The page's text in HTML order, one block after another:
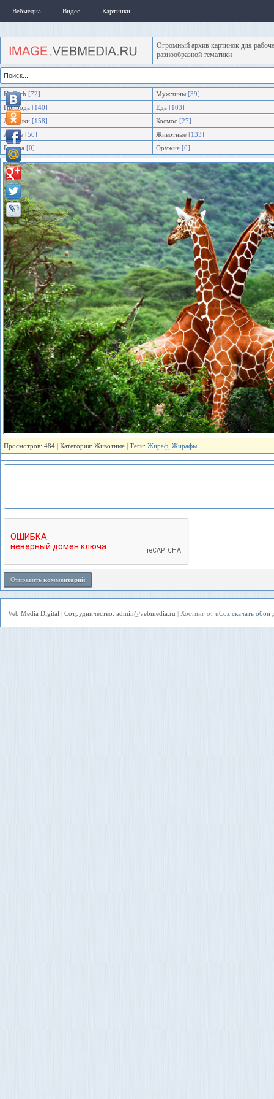
Вебмедиа Видео Картинки
Огромный архив картинок для
разнообразной тематики
Hi-Tech [72]
Природа [140]
Девушки [158]
Аниме [50]
Города [0]
Мужчины [39]
Еда [103]
Космос [27]
Животные [133]
Оружие [0]
Просмотров: 484 | Категория: Животные | Теги: Жираф Жирафы
Отправить комментарий
Veb Media Digital | Сотрудничество: admin@vebmedia.ru | Хостинг от uCoz скачать обои